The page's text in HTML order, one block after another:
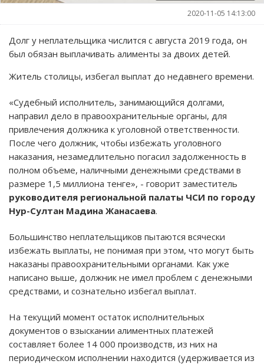
2020-11-05 14:13:00
Долг у неплательщика числится с августа 2019 года, он
был обязан выплачивать алименты за двоих детей.
Житель столицы, избегал выплат до недавнего времени.
«Судебный исполнитель, занимающийся долгами,
направил дело в правоохранительные органы, для
привлечения должника к уголовной ответственности.
После чего должник, чтобы избежать уголовного
наказания, незамедлительно погасил задолженность в
полном объеме, наличными денежными средствами в
размере 1,5 миллиона тенге», - говорит заместитель
руководителя региональной палаты ЧСИ по городу
Нур-Султан Мадина Жанасаева.
Большинство неплательщиков пытаются всячески
избежать выплаты, не понимая при этом, что могут быть
наказаны правоохранительными органами. Как уже
написано выше, должник не имел проблем с денежными
средствами, и сознательно избегал выплат.
На текущий момент остаток исполнительных
документов о взыскании алиментных платежей
составляет более 14 000 производств, из них на
периодическом исполнении находится (удерживается из